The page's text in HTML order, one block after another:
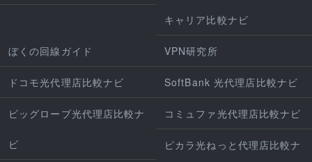
キャリア比較ナビ
ぼくの回線ガイド VPN研究所
ドコモ光代理店比較ナビ SoftBank 光代理店比較ナビ
ビッグローブ光代理店比較ナ
ビ
コミュファ光代理店比較ナビ
ピカラ光ねっと代理店比較ナ